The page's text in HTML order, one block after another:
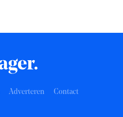
Adverteren
Contact